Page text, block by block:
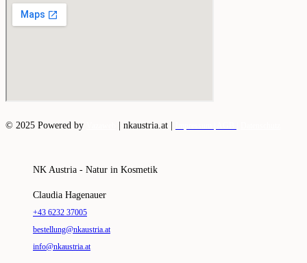
© 2025 Powered by nkaustria.at |
NK Austria - Natur in Kosmetik
Claudia Hagenauer
+43 6232 37005
bestellung@nkaustria.at
info@nkaustria.at